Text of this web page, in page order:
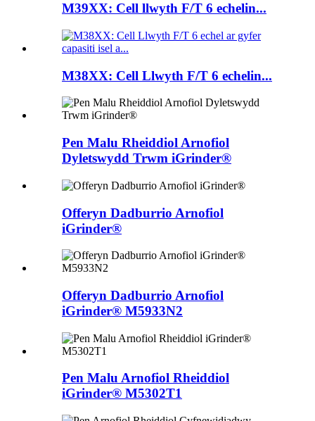
M39XX: Cell llwyth F/T 6 echelin...
M38XX: Cell Llwyth F/T 6 echelin...
Pen Malu Rheiddiol Arnofiol
Dyletswydd Trwm iGrinder®
Offeryn Dadburrio Arnofiol
iGrinder®
Offeryn Dadburrio Arnofiol
iGrinder® M5933N2
Pen Malu Arnofiol Rheiddiol
iGrinder® M5302T1